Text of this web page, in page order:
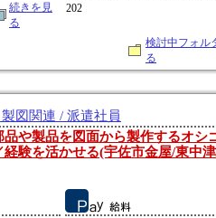
続きを見
る
202
検討中フォル
る
図関連 / 派遣社員
や製品を図面から製作するオシ
験を活かせる(宇佐市金屋/東中